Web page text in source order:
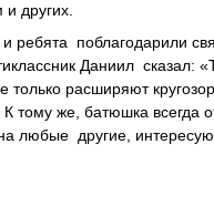
других.
и ребята поблагодарили
Даниил сказал:
только расширяют
же, батюшка всегда
любые другие,